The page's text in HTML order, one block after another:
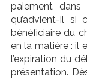
paiement
qu’advient-il si
bénéficiaire du
en la matière : il
l’expiration du
présentation.